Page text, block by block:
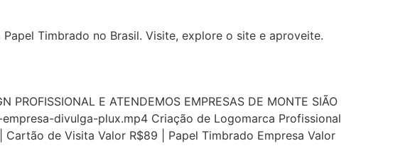
Timbrado no Brasil. Visite, explore o site e aproveite.
PROFISSIONAL E ATENDEMOS EMPRESAS DE MONTE SIÃO
divulga-plux.mp4 Criação de Logomarca Profissional
de Visita Valor R$89 | Papel Timbrado Empresa Valor